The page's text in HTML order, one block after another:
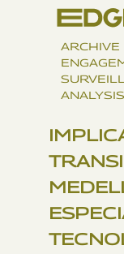
ARCHIVE
ANALYSIS